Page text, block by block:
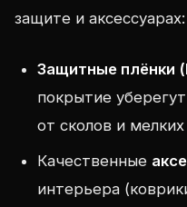
защите и аксессуарах:
Защитные плёнки
покрытие
от сколов и
Качественные
интерьера